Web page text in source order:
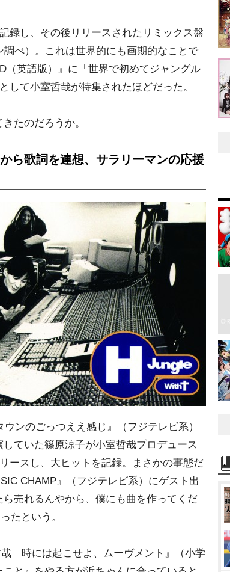
録し、その後リリースされたリミックス盤
べ）。これは世界的にも画期的なことで
（英語版）』に「世界で初めてジャングル
して小室哲哉が特集されたほどだった。
たのだろうか。
ら歌詞を連想、サラリーマンの応援
ンのごっつええ感じ』（フジテレビ系）
ていた篠原涼子が小室哲哉プロデュース
ースし、大ヒットを記録。まさかの事態だ
CHAMP』（フジテレビ系）にゲスト出
売れるんやから、僕にも曲を作ってくだ
たという。
時には起こせよ、ムーヴメント』（小学